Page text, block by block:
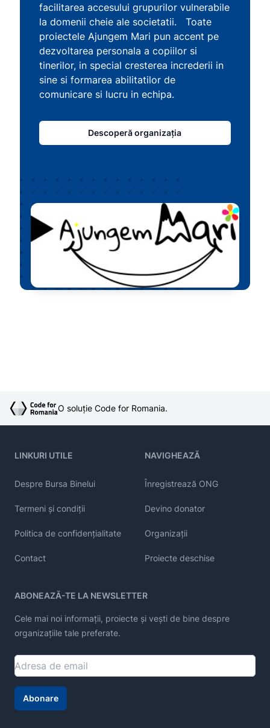
facilitarea accesului grupurilor vulnerabile
la domenii cheie ale societatii. Toate
proiectele Ajungem Mari pun accent pe
dezvoltarea personala a copiilor si
tinerilor, in special cresterea increderii in
sine si formarea abilitatilor de
comunicare si lucru in echipa.
Descoperă organizația
O soluție Code for Romania.
LINKURI UTILE
Despre Bursa Binelui
Termeni și condiții
Politica de confidențialitate
Contact
NAVIGHEAZĂ
Înregistrează ONG
Devino donator
Organizații
Proiecte deschise
ABONEAZĂ-TE LA NEWSLETTER
Cele mai noi informații, proiecte și vești de bine despre
organizațiile tale preferate.
Abonare